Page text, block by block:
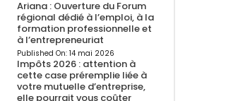
Ariana : Ouverture du Forum
régional dédié à l’emploi, à la
formation professionnelle et
à l’entrepreneuriat
Published On: 14 mai 2026
Impôts 2026 : attention à
cette case préremplie liée à
votre mutuelle d’entreprise,
elle pourrait vous coûter